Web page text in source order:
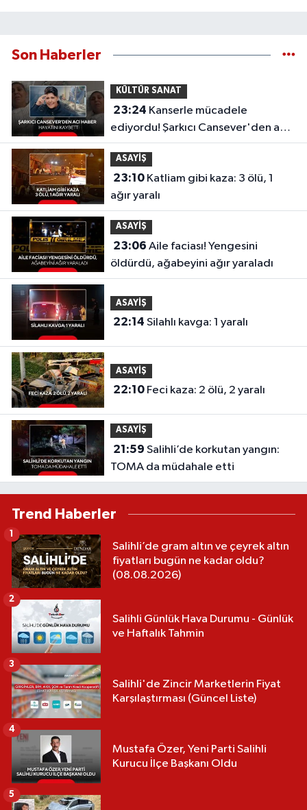
Son Haberler
KÜLTÜR SANAT
23:24
ediyordu! Şarkıcı Cansever'den acı
haber, hayatını kaybetti
ASAYİŞ
23:10Katliam gibi kaza: 3 ölü, 1
ağır yaralı
ASAYİŞ
23:06
öldürdü, ağabeyini ağır yaraladı
ASAYİŞ
22:14 Silahlı kavga: 1 yaralı
ASAYİŞ
22:10 Feci kaza: 2 ölü, 2 yaralı
ASAYİŞ
21:59
TOMA da müdahale etti
Trend Haberler
Salihli’de gram altın ve çeyrek altın
fiyatları bugün ne kadar oldu?
(08.08.2026)
1
Salihli Günlük Hava Durumu - Günlük
ve Haftalık Tahmin
2
Salihli'de Zincir Marketlerin Fiyat
Karşılaştırması (Güncel Liste)
3
Mustafa Özer, Yeni Parti Salihli
Kurucu İlçe Başkanı Oldu
4
5